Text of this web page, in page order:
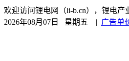
欢迎访问锂电网（li-b.cn），锂电产
2026年08月07日 星期五
| 广告单